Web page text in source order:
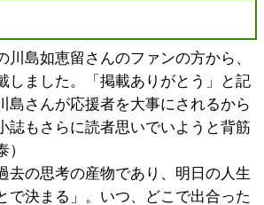
島如恵留さんのファンの方から、
しました。「掲載ありがとう」と記
島さんが応援者を大事にされるから
誌もさらに読者思いでいようと背筋
の思考の産物であり、明日の人生
で決まる」。いつ、どこで出合った